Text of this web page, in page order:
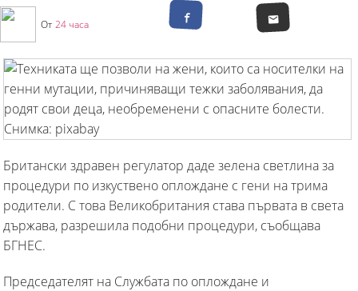
От 24 часа
Британски здравен регулатор даде зелена светлина за
процедури по изкуствено оплождане с гени на трима
родители. С това Великобритания става първата в света
държава, разрешила подобни процедури, съобщава
БГНЕС.
Председателят на Службата по оплождане и